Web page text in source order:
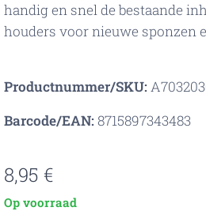
handig en snel de bestaande
houders voor nieuwe sponzen
Productnummer/SKU:
Barcode/EAN:8715897343483
8,95 €
Op voorraad